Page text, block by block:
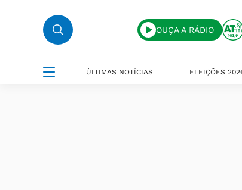
OUÇA A RÁDIO
ÚLTIMAS NOTÍCIAS ELEIÇÕES